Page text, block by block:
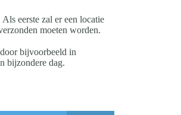
eerste zal er een locatie
moeten worden.
bijvoorbeeld in
bijzondere dag.